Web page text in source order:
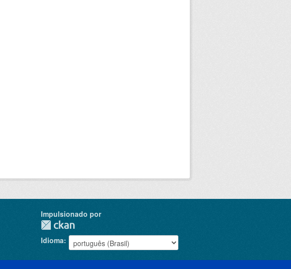
Impulsionado por
Idioma